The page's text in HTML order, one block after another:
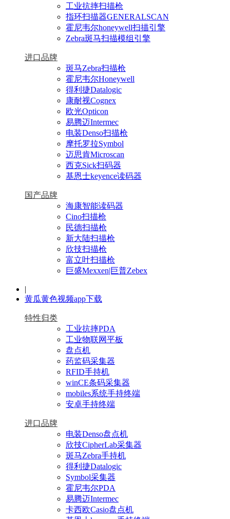
工业抗摔扫描枪
指环扫描器GENERALSCAN
霍尼韦尔honeywell扫描引擎
Zebra斑马扫描模组引擎
进口品牌
斑马Zebra扫描枪
霍尼韦尔Honeywell
得利捷Datalogic
康耐视Cognex
欧光Opticon
易腾迈Intermec
电装Denso扫描枪
摩托罗拉Symbol
迈思肯Microscan
西克Sick扫码器
基恩士keyence读码器
国产品牌
海康智能读码器
Cino扫描枪
民德扫描枪
新大陆扫描枪
欣技扫描枪
富立叶扫描枪
巨盛Mexxen|巨普Zebex
|
黄瓜黄色视频app下载
特性归类
工业抗摔PDA
工业物联网平板
盘点机
药监码采集器
RFID手持机
winCE条码采集器
mobiles系统手持终端
安卓手持终端
进口品牌
电装Denso盘点机
欣技CipherLab采集器
斑马Zebra手持机
得利捷Datalogic
Symbol采集器
霍尼韦尔PDA
易腾迈Intermec
卡西欧Casio盘点机